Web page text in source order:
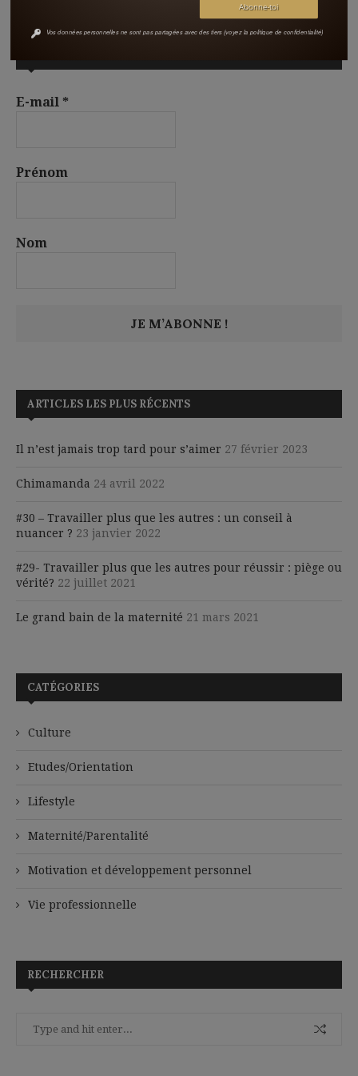
E-mail *
Prénom
Nom
ARTICLES LES PLUS RÉCENTS
Il n’est jamais trop tard pour s’aimer 27 février 2023
Chimamanda 24 avril 2022
#30 – Travailler plus que les autres : un conseil à
nuancer ? 23 janvier 2022
#29- Travailler plus que les autres pour réussir : piège ou
vérité? 22 juillet 2021
Le grand bain de la maternité 21 mars 2021
CATÉGORIES
Culture
Etudes/Orientation
Lifestyle
Maternité/Parentalité
Motivation et développement personnel
Vie professionnelle
RECHERCHER
Vos données personnelles ne sont pas partagées avec des tiers (voyez la politique de confidentialité)